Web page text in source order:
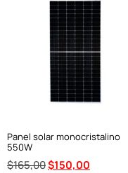
Panel solar monocristalino
550W
$165,00$150,00